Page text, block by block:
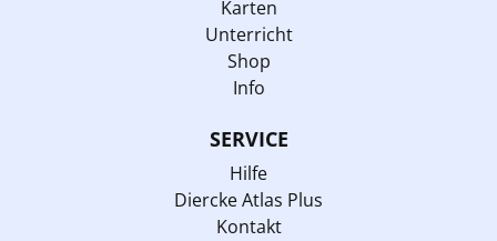
Karten
Unterricht
Shop
Info
SERVICE
Hilfe
Diercke Atlas Plus
Kontakt